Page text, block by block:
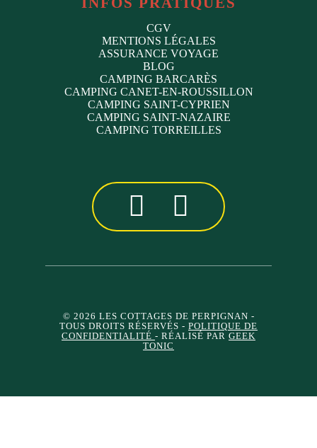
CGV
MENTIONS LÉGALES
ASSURANCE VOYAGE
BLOG
CAMPING BARCARÈS
CAMPING CANET-EN-ROUSSILLON
CAMPING SAINT-CYPRIEN
CAMPING SAINT-NAZAIRE
CAMPING TORREILLES
© 2026 LES COTTAGES DE PERPIGNAN -
TOUS DROITS RÉSERVÉS - POLITIQUE DE
CONFIDENTIALITÉ - RÉALISÉ PAR GEEK
TONIC